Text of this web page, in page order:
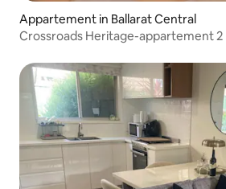
Appartement in Ballarat Central
Crossroads Heritage-appartement 2